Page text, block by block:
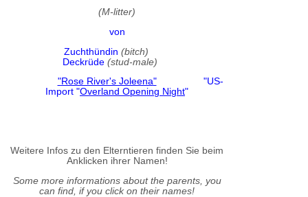
(M-litter)
von
Zuchthündin (bitch)
Deckrüde (stud-male)
"Rose River's Joleena"
"US-
Import "Overland Opening Night"
Weitere Infos zu den Elterntieren finden Sie beim
Anklicken ihrer Namen!
Some more informations about the parents, you
can find, if you click on their names!